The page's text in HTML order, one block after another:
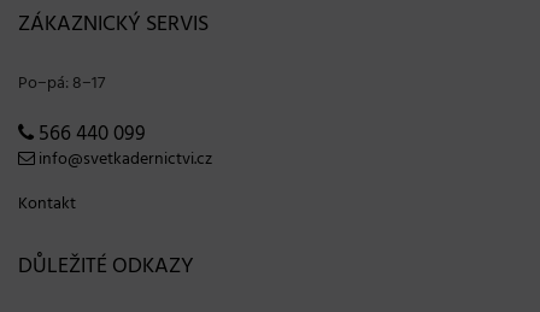
ZÁKAZNICKÝ SERVIS
Po−pá: 8−17
566 440 099
info@svetkadernictvi.cz
Kontakt
DŮLEŽITÉ ODKAZY